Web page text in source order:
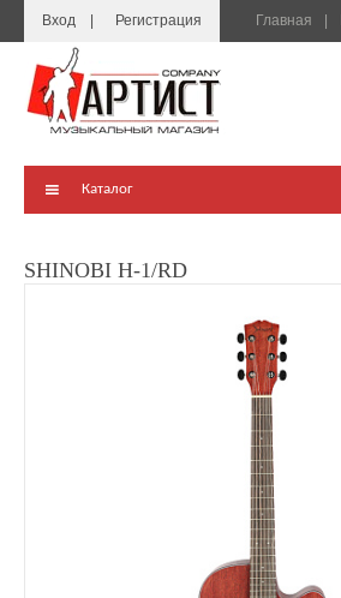
Вход Регистрация Главная
Каталог
SHINOBI H-1/RD